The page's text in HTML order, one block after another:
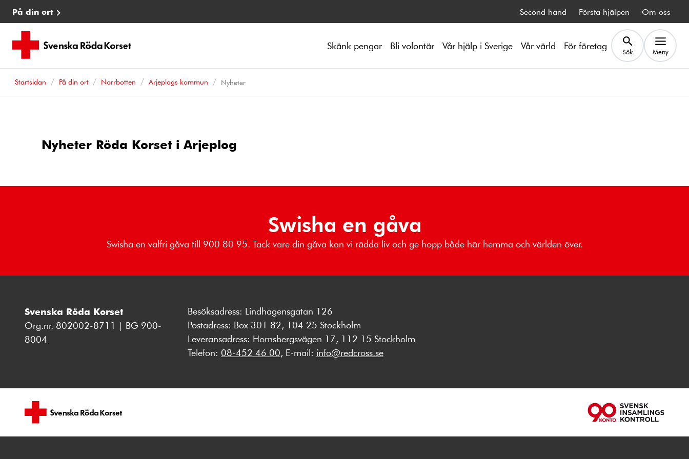
På din ort Second hand Första hjälpen Om oss
Skänk pengar Bli volontär Vår hjälp i Sverige Vår värld För företag Sök Meny
Startsidan På din ort Norrbotten Arjeplogs kommun Nyheter
Nyheter Röda Korset i Arjeplog
Swisha en gåva
Swisha en valfri gåva till 900 80 95. Tack vare din gåva kan vi rädda liv och ge hopp både här hemma och världen över.
Svenska Röda Korset
Org.nr. 802002-8711 | BG 900-
8004
Besöksadress: Lindhagensgatan 126
Postadress: Box 301 82, 104 25 Stockholm
Leveransadress: Hornsbergsvägen 17, 112 15 Stockholm
Telefon: 08-452 46 00, E-mail: info@redcross.se